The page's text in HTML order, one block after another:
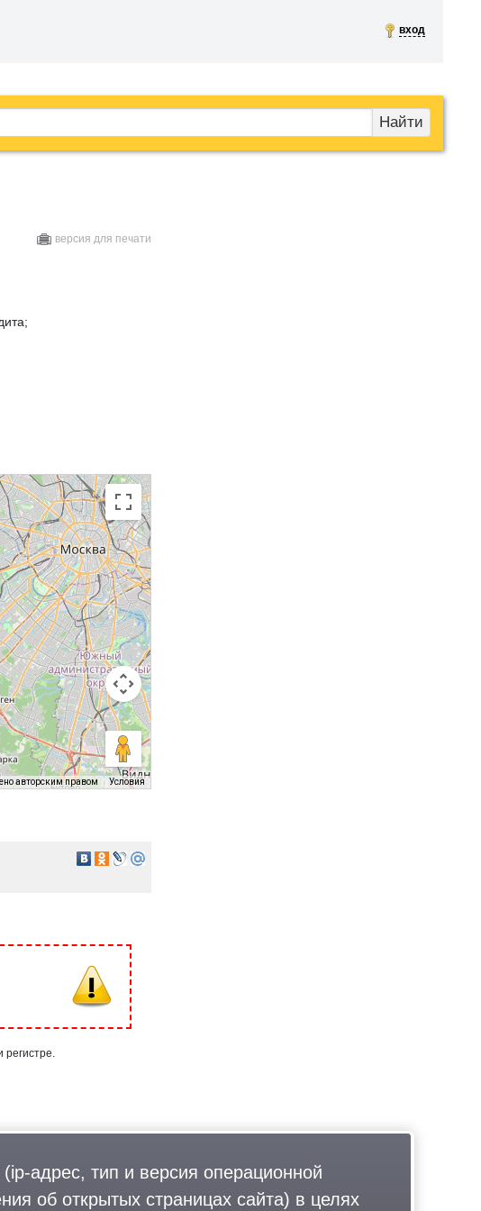
вход
Найти
версия для печати
авторским правом Условия
регистре.
адрес, тип и версия операционной
об открытых страницах сайта) в целях